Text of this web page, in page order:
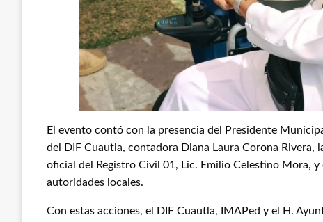
El evento contó con la presencia del Presidente
del DIF Cuautla, contadora Diana Laura Corona
oficial del Registro Civil 01, Lic. Emilio Celestino Mora,
autoridades locales.
Con estas acciones, el DIF Cuautla, IMAPed y el H.